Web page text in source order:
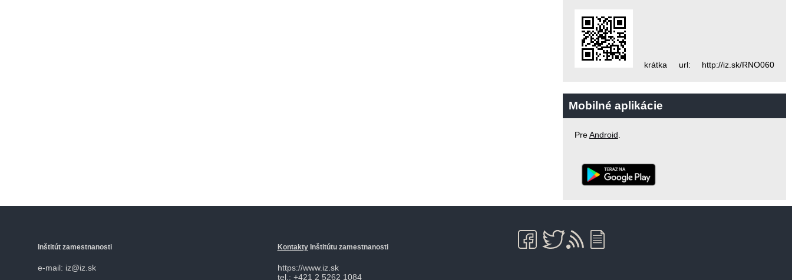
krátka url: http://iz.sk/RNO060
Mobilné aplikácie
PreAndroid
Inštitút zamestnanosti
e-mail: iz@iz.sk
KontaktyInštitútu zamestnanosti
https://www.iz.sk
tel.: +421 2 5262 1084